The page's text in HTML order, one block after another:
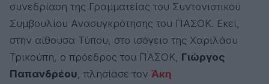
συνεδρίαση της Γραμματείας του Συντονιστικού
Συμβουλίου Ανασυγκρότησης του ΠΑΣΟΚ. Εκεί,
στην αίθουσα Τύπου, στο ισόγειο της Χαριλάου
Τρικούπη, ο πρόεδρος του ΠΑΣΟΚ, Γιώργος
Παπανδρέου, πλησίασε τον Άκη